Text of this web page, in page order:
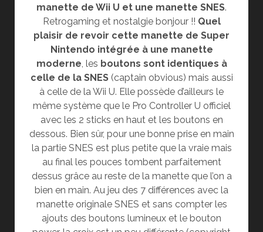
manette de Wii U et une manette SNES.
Retrogaming et nostalgie bonjour !! Quel
plaisir de revoir cette manette de Super
Nintendo intégrée à une manette
moderne, les boutons sont identiques à
celle de la SNES(captain obvious) mais aussi
à celle de la Wii U. Elle possède d’ailleurs le
même système que le Pro Controller U officiel
avec les 2 sticks en haut et les boutons en
dessous. Bien sûr, pour une bonne prise en main
la partie SNES est plus petite que la vraie mais
au final les pouces tombent parfaitement
dessus grâce au reste de la manette que l’on a
bien en main. Au jeu des 7 différences avec la
manette originale SNES et sans compter les
ajouts des boutons lumineux et le bouton